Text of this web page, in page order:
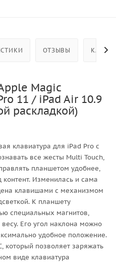
ОТЗЫВЫ КАК
Magic
11 / iPad Air 10.9
раскладкой)
клавиатура для iPad Pro с
все жесты Multi Touch,
планшетом удобнее,
контент. Изменилась и сама
клавишами с механизмом
К планшету
специальных магнитов,
Его угол наклона можно
удобное положение.
который позволяет заряжать
виде клавиатура